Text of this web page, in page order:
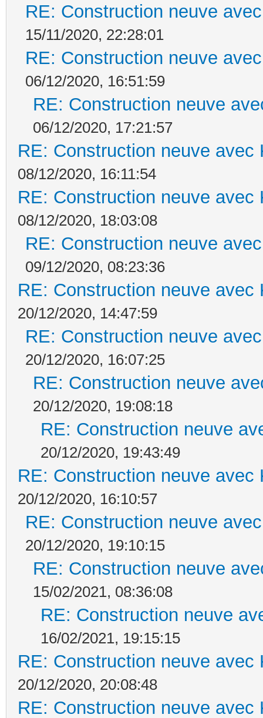
RE: Construction neuve
15/11/2020, 22:28:01
RE: Construction neuve
06/12/2020, 16:51:59
RE: Construction neuve
06/12/2020, 17:21:57
RE: Construction neuve avec
08/12/2020, 16:11:54
RE: Construction neuve avec
08/12/2020, 18:03:08
RE: Construction neuve
09/12/2020, 08:23:36
RE: Construction neuve avec
20/12/2020, 14:47:59
RE: Construction neuve
20/12/2020, 16:07:25
RE: Construction neuve
20/12/2020, 19:08:18
RE: Construction neuve
20/12/2020, 19:43:49
RE: Construction neuve avec
20/12/2020, 16:10:57
RE: Construction neuve
20/12/2020, 19:10:15
RE: Construction neuve
15/02/2021, 08:36:08
RE: Construction neuve
16/02/2021, 19:15:15
RE: Construction neuve avec
20/12/2020, 20:08:48
RE: Construction neuve avec